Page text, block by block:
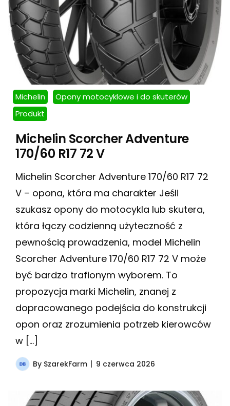
Michelin
Opony motocyklowe i do skuterów
Produkt
Michelin Scorcher Adventure
170/60 R17 72 V
Michelin Scorcher Adventure 170/60 R17 72
V – opona, która ma charakter Jeśli
szukasz opony do motocykla lub skutera,
która łączy codzienną użyteczność z
pewnością prowadzenia, model Michelin
Scorcher Adventure 170/60 R17 72 V może
być bardzo trafionym wyborem. To
propozycja marki Michelin, znanej z
dopracowanego podejścia do konstrukcji
opon oraz zrozumienia potrzeb kierowców
w […]
By SzarekFarm 9 czerwca 2026